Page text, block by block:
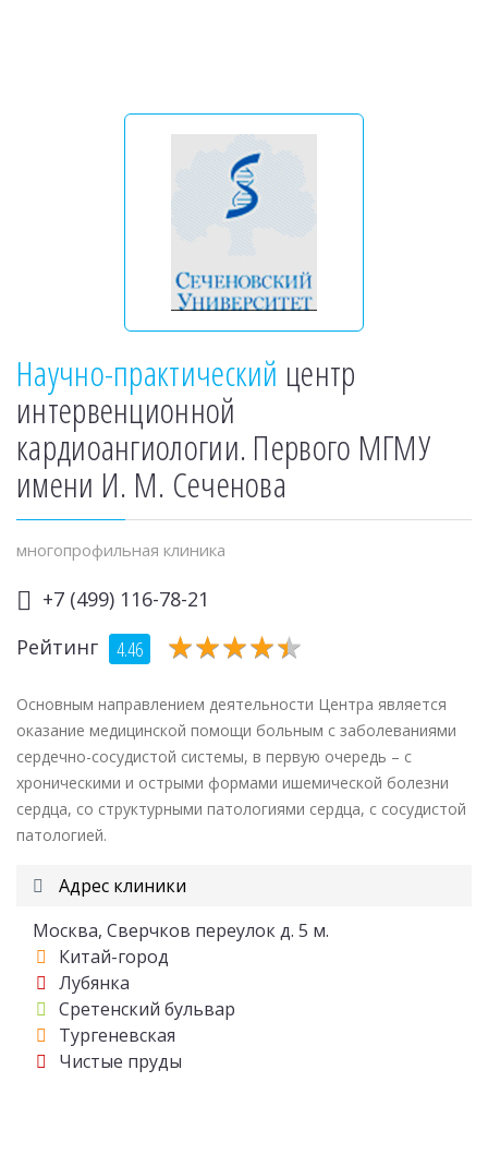
Научно-практический центр
интервенционной
кардиоангиологии. Первого МГМУ
имени И. М. Сеченова
многопрофильная клиника
+7 (499) 116-78-21
Рейтинг
4.46 ★★★★★
★★★★★
Основным направлением деятельности Центра является
оказание медицинской помощи больным с заболеваниями
сердечно-сосудистой системы, в первую очередь – с
хроническими и острыми формами ишемической болезни
сердца, со структурными патологиями сердца, с сосудистой
патологией.
Адрес клиники
Москва, Сверчков переулок д. 5 м.
Китай-город
Лубянка
Сретенский бульвар
Тургеневская
Чистые пруды